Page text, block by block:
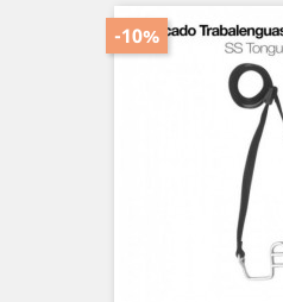
-10%